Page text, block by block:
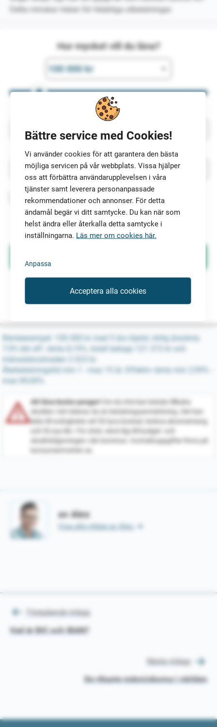
Detta minskar risken för felaktiga utbetalningar.
Hur mycket vill du låna?
Ja tack, Top5Credits får gärna kontakta mig
med låneerbjudanden via e-post och
textmeddelande. Tjänsten kan avanmälas med
ett klick.
Genom att påbörja ansökan godkänner jag
integritetspolicyn.
Ränteexempel: 100 000 kr med 5 års löptid, rörlig årsränta
7,9% blir eff. ränta 8,19%, totalt belopp 121 372 kr och
månadskostnaden 2 023 kr.
Återbetalningstid min 1 - max 15 år. Effektiv ränta min 2,99% -
max 89,00%.
Att låna kostar pengar!
Om du inte kan betala tillbaka
skulden i tid riskerar du en betalningsanmärkning. Det kan
leda till svårigheter att få hyra bostad, teckna abonnemang
och få nya lån. För stöd, vänd dig till budget- och
skuldrådgivningen i din kommun. Kontaktuppgifter finns på
av Alex
Visa alla inlägg av Alex.
Inläggsnavigering
Föregående inlägg
Vad är BIC och IBAN?
Nästa inlägg
De rikaste människorna i världen
Bättre service med Cookies!
Vi använder cookies för att garantera den bästa
möjliga servicen på vår webbplats. Vissa hjälper
oss att förbättra användarupplevelsen i våra
tjänster samt leverera personanpassade
rekommendationer och annonser. För detta
ändamål begär vi ditt samtycke. Du kan när som
helst ändra eller återkalla detta samtycke i
inställningarna. Läs mer om cookies här.
Anpassa
Acceptera alla cookies